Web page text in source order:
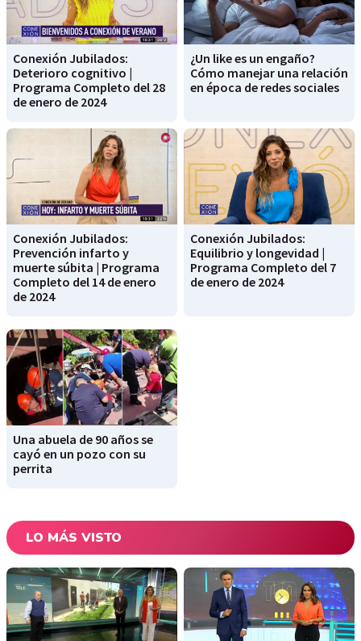
Conexión Jubilados:
Deterioro cognitivo |
Programa Completo del 28
de enero de 2024
¿Un like es un engaño?
Cómo manejar una relación
en época de redes sociales
Conexión Jubilados:
Prevención infarto y
muerte súbita | Programa
Completo del 14 de enero
de 2024
Conexión Jubilados:
Equilibrio y longevidad |
Programa Completo del 7
de enero de 2024
Una abuela de 90 años se
cayó en un pozo con su
perrita
LO MÁS VISTO